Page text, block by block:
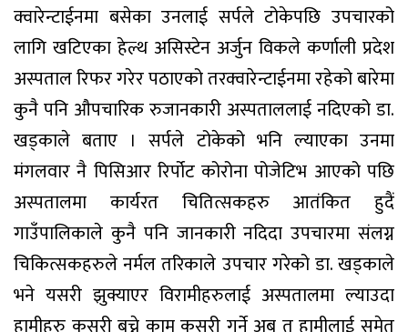
क्वारेन्टाईनमा बसेका उनलाई सर्पले टोकेपछि उपचारको
लागि खटिएका हेल्थ असिस्टेन अर्जुन विकले कर्णाली प्रदेश
अस्पताल रिफर गरेर पठाएको तरक्वारेन्टाईनमा रहेको बारेमा
कुनै पनि औपचारिक रुजानकारी अस्पताललाई नदिएको डा.
खड्काले बताए । सर्पले टोकेको भनि ल्याएका उनमा
मंगलवार नै पिसिआर रिर्पोट कोरोना पोजेटिभ आएको पछि
अस्पतालमा कार्यरत चितित्सकहरु आतंकित हुदैं
गाउँपालिकाले कुनै पनि जानकारी नदिदा उपचारमा संलग्न
चिकित्सकहरुले नर्मल तरिकाले उपचार गरेको डा. खड्काले
भने यसरी झुक्याएर विरामीहरुलाई अस्पतालमा ल्याउदा